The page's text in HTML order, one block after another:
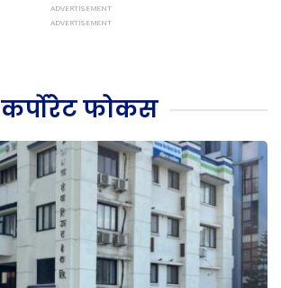
कर्पोरेट फोकस